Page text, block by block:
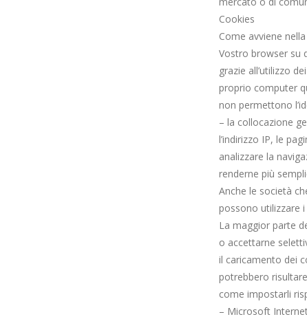
Cookies
Come avviene
Vostro browser su
grazie all’utilizzo
proprio computer
non permettono
– la collocazione
l’indirizzo IP, le
analizzare la
renderne più
Anche le società
possono utilizzare i
La maggior parte
o accettarne
il caricamento dei
potrebbero
come impostarli
– Microsoft